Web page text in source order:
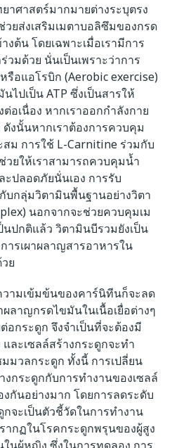
าศาสตร์มากมายต่างระบุตรง
ยส่งเสริมเมตาบอลิซึมของกรด
ต้น โดยเฉพาะเมื่อเรามีการ
มด้วย นั่นเป็นเพราะว่าการ
อแอโรบิก (Aerobic exercise)
ไปเป็น ATP ซึ่งเป็นสารให้
อเนื่อง หากเราออกกำลังกาย
งนั้นหากเราต้องการควบคุม
ม การใช้ L-Carnitine ร่วมกับ
ยให้เราสามารถควบคุมน้ำ
ปลอดภัยนั่นเอง การรับ
บกลุ่มวิตามินพื้นฐานอย่างวิตา
นอกจากจะช่วยควบคุมเม
ปกติแล้ว วิตามินบีรวมยังเป็น
รเผาผลาญสารอาหารใน
ย
ามเข้มข้นของคาร์นิทีนก็จะลด
ลาญกรดไขมันในเนื้อเยื่อต่างๆ
อกระดูก จึงจำเป็นที่จะต้องมี
ละเซลล์สร้างกระดูกจะทำ
มวลกระดูก ทั้งนี้ การเปลี่ยน
กระดูกกับการทำงานของเซลล์
กันอย่างมาก โดยการลดระดับ
จะเป็นตัวชี้วัดในการทำงาน
ากฏในโรคกระดูกพรุนของผู้สูง